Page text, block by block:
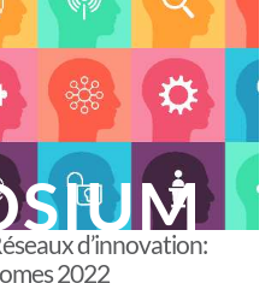
d’innovation:
2022